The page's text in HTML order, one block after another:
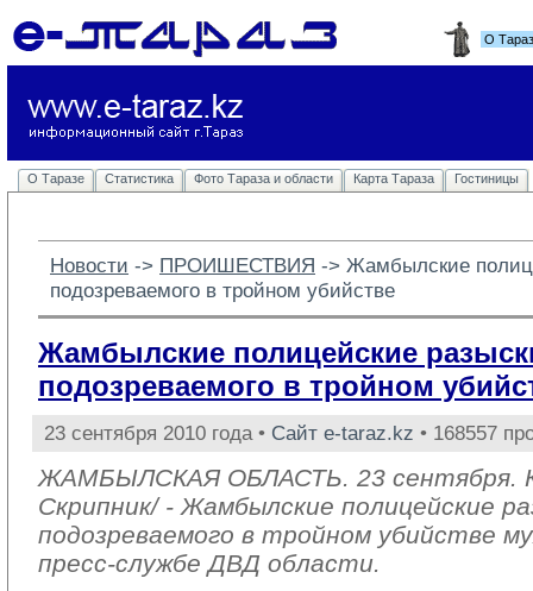
О
О Таразе Статистика Фото Тараза и области Карта Тараза Гостиницы
Новости -> ПРОИШЕСТВИЯ -> Жамбылские
подозреваемого в тройном убийстве
Жамбылские полицейские
подозреваемого в тройном
23 сентября 2010 года • Сайт e-taraz.kz • 168557
ЖАМБЫЛСКАЯ ОБЛАСТЬ. 23 сентября.
Скрипник/ - Жамбылские полицейские
подозреваемого в тройном убийстве
пресс-службе ДВД области.